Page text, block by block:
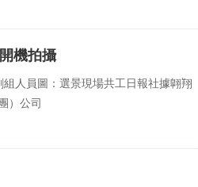
機拍攝
人員圖：選景現場共工日報社據翺翔
）公司